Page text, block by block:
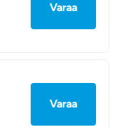
Varaa
Varaa